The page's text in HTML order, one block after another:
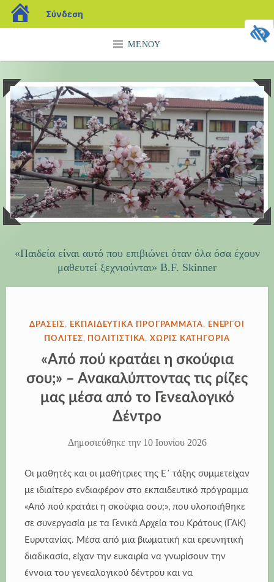
ΜΕΝΟΎ
«Παιδεία είναι αυτό που επιβιώνει όταν όλα όσα έχουν
μαθευτεί ξεχνιούνται» B.F. Skinner
ΔΗΜΟΣΙΕΎΘΗΚΕ
ΣΤΗΝ
ΔΡΆΣΕΙΣ, ΕΚΠΑΙΔΕΥΤΙΚΆ ΠΡΟΓΡΆΜΜΑΤΑ, ΕΝΕΡΓΟΊ
ΠΟΛΊΤΕΣ, ΠΟΛΙΤΙΣΤΙΚΆ,ΧΩΡΊΣ ΚΑΤΗΓΟΡΊΑ
«Από πού κρατάει η σκούφια
σου;» – Ανακαλύπτοντας τις ρίζες
μας μέσα από το Γενεαλογικό
Δέντρο
Δημοσιεύθηκε την 10 Ιουνίου 2026
Οι μαθητές και οι μαθήτριες της Ε΄ τάξης συμμετείχαν
με ιδιαίτερο ενδιαφέρον στο εκπαιδευτικό πρόγραμμα
«Από πού κρατάει η σκούφια σου;», που υλοποιήθηκε
σε συνεργασία με τα Γενικά Αρχεία του Κράτους (ΓΑΚ)
Ευρυτανίας. Μέσα από μια βιωματική και ερευνητική
διαδικασία, είχαν την ευκαιρία να γνωρίσουν την
έννοια του γενεαλογικού δέντρου και να
blogs.sch.gr
Σύνδεση